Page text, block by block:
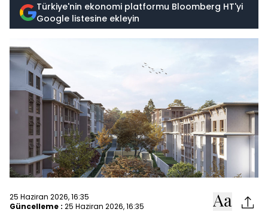
Türkiye'nin ekonomi platformu Bloomberg HT'yi
Google listesine ekleyin
25 Haziran 2026, 16:35
Güncelleme : 25 Haziran 2026, 16:35